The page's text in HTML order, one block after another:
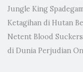
Jungle King
Ketagihan di Hutan
Netent Blood
di Dunia Perjudian